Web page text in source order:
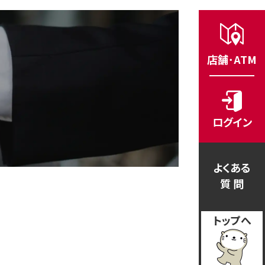
店舗･ATM
ログイン
よくある
質 問
トップへ